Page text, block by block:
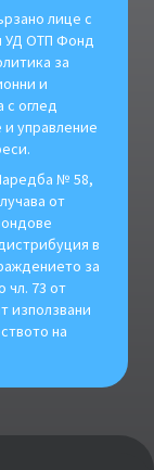
лице с
УД ОТП Фонд
за
и
с оглед
управление
№ 58,
от
в
за
чл. 73 от
използвани
на